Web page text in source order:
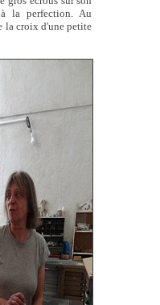
la perfection. Au
la croix d'une petite